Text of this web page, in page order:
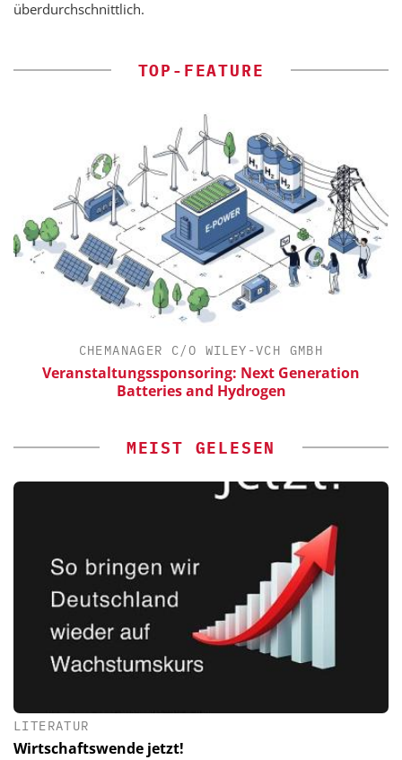
überdurchschnittlich.
TOP-FEATURE
CHEMANAGER C/O WILEY-VCH GMBH
Veranstaltungssponsoring: Next Generation
Batteries and Hydrogen
MEIST GELESEN
LITERATUR
Wirtschaftswende jetzt!